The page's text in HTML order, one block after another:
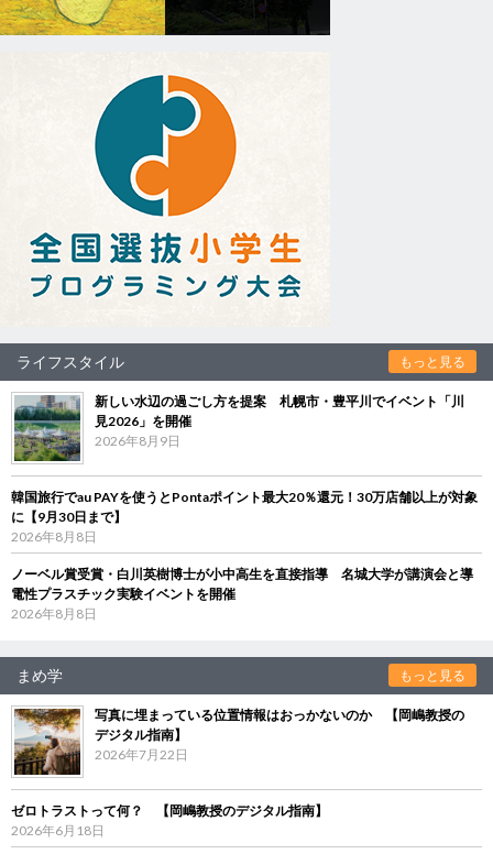
ライフスタイル もっと見る
新しい水辺の過ごし方を提案 札幌市・豊平川でイベント「川
見2026」を開催
2026年8月9日
韓国旅行でau PAYを使うとPontaポイント最大20％還元！30万店舗以上が対象
に【9月30日まで】
2026年8月8日
ノーベル賞受賞・白川英樹博士が小中高生を直接指導 名城大学が講演会と導
電性プラスチック実験イベントを開催
2026年8月8日
まめ学 もっと見る
写真に埋まっている位置情報はおっかないのか 【岡嶋教授の
デジタル指南】
2026年7月22日
ゼロトラストって何？ 【岡嶋教授のデジタル指南】
2026年6月18日